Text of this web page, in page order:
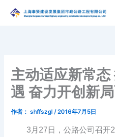
内
主动适应新常
遇 奋力开创新
作者： shffszgl/2016年7月5日
3月27日，公路公司召开